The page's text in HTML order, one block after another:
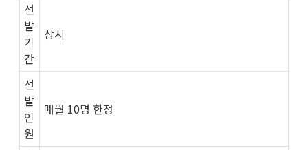
선
발
기
간
상시
선
발
인
원
매월 10명 한정